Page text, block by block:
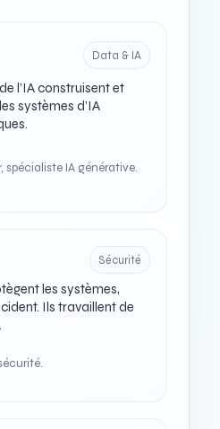
Data & IA
l’IA construisent et
systèmes d’IA
IA générative.
Sécurité
les systèmes,
Ils travaillent de